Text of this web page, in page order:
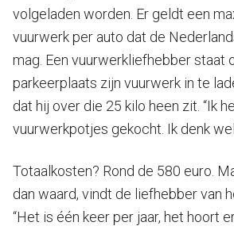
volgeladen worden. Er geldt een
vuurwerk per auto dat de
mag. Een vuurwerkliefhebber staat
parkeerplaats zijn vuurwerk in te
dat hij over die 25 kilo heen zit. “Ik
vuurwerkpotjes gekocht. Ik denk
Totaalkosten? Rond de 580 euro.
dan waard, vindt de liefhebber van
“Het is één keer per jaar, het hoort